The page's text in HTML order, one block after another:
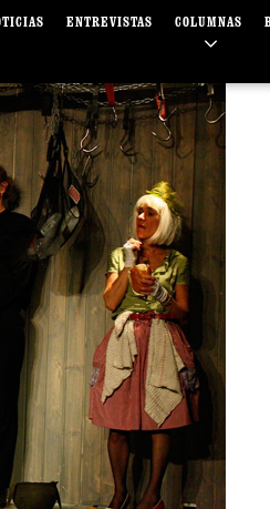
ENTREVISTAS COLUMNAS